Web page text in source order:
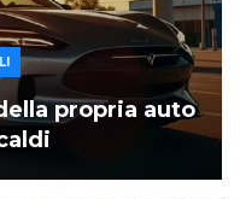
propria auto